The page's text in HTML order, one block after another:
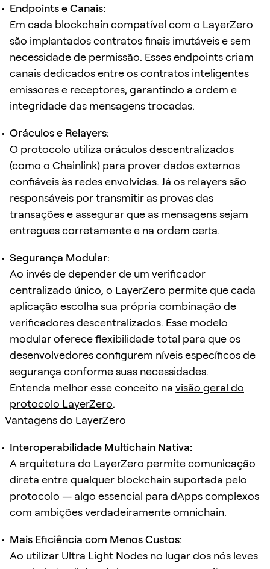
Endpoints e Canais:
Em cada blockchain compatível com o LayerZero
são implantados contratos finais imutáveis e sem
necessidade de permissão. Esses endpoints criam
canais dedicados entre os contratos inteligentes
emissores e receptores, garantindo a ordem e
integridade das mensagens trocadas.
Oráculos e Relayers:
O protocolo utiliza oráculos descentralizados
(como o Chainlink) para prover dados externos
confiáveis às redes envolvidas. Já os relayers são
responsáveis por transmitir as provas das
transações e assegurar que as mensagens sejam
entregues corretamente e na ordem certa.
Segurança Modular:
Ao invés de depender de um verificador
centralizado único, o LayerZero permite que cada
aplicação escolha sua própria combinação de
verificadores descentralizados. Esse modelo
modular oferece flexibilidade total para que os
desenvolvedores configurem níveis específicos de
segurança conforme suas necessidades.
Entenda melhor esse conceito na visão geral do
protocolo LayerZero.
Vantagens do LayerZero
Interoperabilidade Multichain Nativa:
A arquitetura do LayerZero permite comunicação
direta entre qualquer blockchain suportada pelo
protocolo — algo essencial para dApps complexos
com ambições verdadeiramente omnichain.
Mais Eficiência com Menos Custos:
Ao utilizar Ultra Light Nodes no lugar dos nós leves